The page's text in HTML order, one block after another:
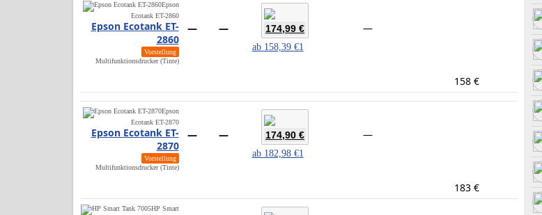
Epson
Ecotank ET-2860
Epson Ecotank ET-
2860
Vorstellung
Multifunktionsdrucker (Tinte)
— — 174,99 €
ab 158,39 €1
—
158 €
Epson
Ecotank ET-2870
Epson Ecotank ET-
2870
Vorstellung
Multifunktionsdrucker (Tinte)
— — 174,90 €
ab 182,98 €1
—
183 €
HP Smart